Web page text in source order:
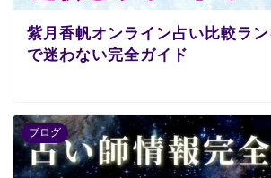
紫月香帆オンライン占い比較ラ
で迷わない完全ガイド
ブログ